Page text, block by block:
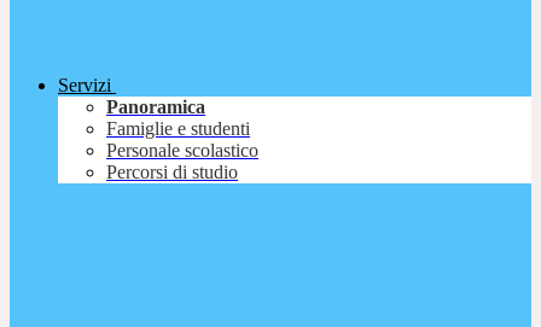
Servizi
Panoramica
Famiglie e studenti
Personale scolastico
Percorsi di studio